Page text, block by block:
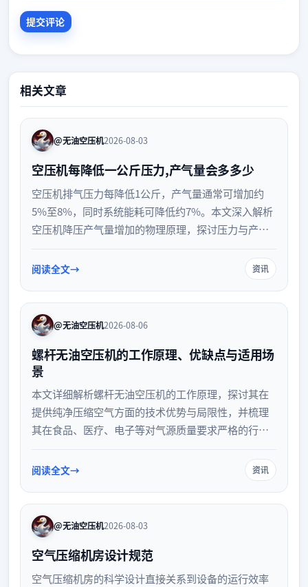
相关文章
@无油空压机2026-08-03
空压机每降低一公斤压力,产气量会多多少
空压机排气压力每降低1公斤，产气量通常可增加约
5%至8%，同时系统能耗可降低约7%。本文深入解析
空压机降压产气量增加的物理原理，探讨压力与产气
机节能的实操建议，帮助企业优化设备运行效率。
阅读全文 资讯
@无油空压机2026-08-06
螺杆无油空压机的工作原理、优缺点与适用场
景
本文详细解析螺杆无油空压机的工作原理，探讨其在
提供纯净压缩空气方面的技术优势与局限性，并梳理
其在食品、医疗、电子等对气源质量要求严格的行业
用。
阅读全文 资讯
@无油空压机2026-08-03
空气压缩机房设计规范
空气压缩机房的科学设计直接关系到设备的运行效率